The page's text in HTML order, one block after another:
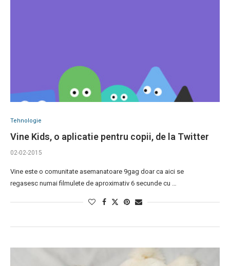
Tehnologie
Vine Kids, o aplicatie pentru copii, de la Twitter
02-02-2015
Vine este o comunitate asemanatoare 9gag doar ca aici se
regasesc numai filmulete de aproximativ 6 secunde cu …